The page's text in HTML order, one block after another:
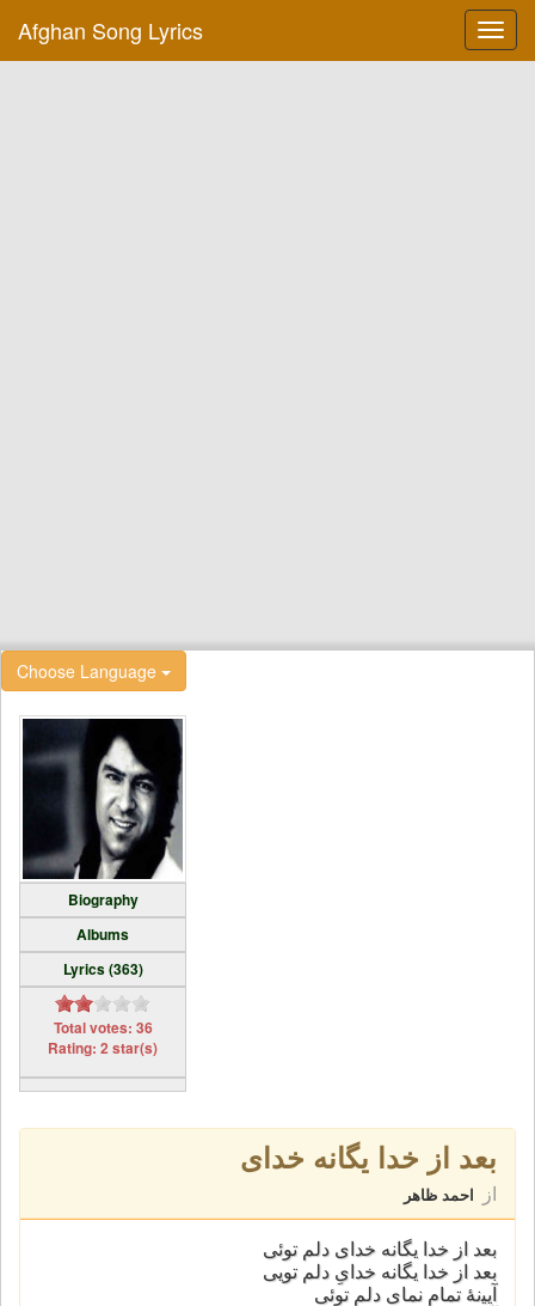
Afghan Song Lyrics
Choose Language
Biography
Albums
Lyrics (363)
Total votes: 36
Rating: 2 star(s)
ﺑﻌﺪ از خدا ﯾﮕﺎﻧﻪ ﺧﺪای
از احمد ظاهر
ﺑﻌﺪ از خدا ﯾﮕﺎﻧﻪ ﺧﺪای ﺩﻟﻢ ﺗﻮئی
بعد از خدا یگانه خدایِ دلم تویی
آﯾﯿنۀ ﺗﻤﺎﻡ ﻧﻤﺎی ﺩﻟﻢ ﺗﻮئی